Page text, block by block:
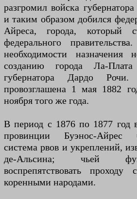
разгромил войска
и таким образом добился
Айреса, города, который
федерального
необходимости
созданию города Ла-
губернатора Дардо
провозглашена 1 мая 1882
ноября того же года.
В период с 1876 по 1877 год
провинции Буэнос-Айрес
система рвов и укреплений,
де-Альсина; чьей
воспрепятствовать проходу
коренными народами.